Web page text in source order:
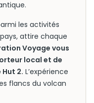
les activités
attire chaque
Voyage vous
local et de
2. L’expérience
flancs du volcan